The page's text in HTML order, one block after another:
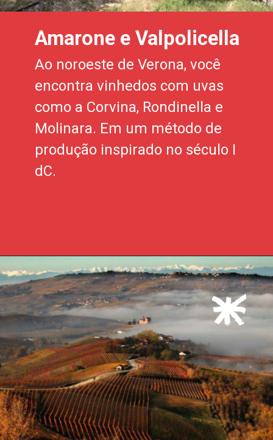
Ao noroeste de Verona, você
encontra vinhedos com uvas
como a Corvina, Rondinella e
Molinara. Em um método de
produção inspirado no século I
dC.
Amarone e Valpolicella
Opening https://xtravel.com.br/roteiro-viagem-personalizado/